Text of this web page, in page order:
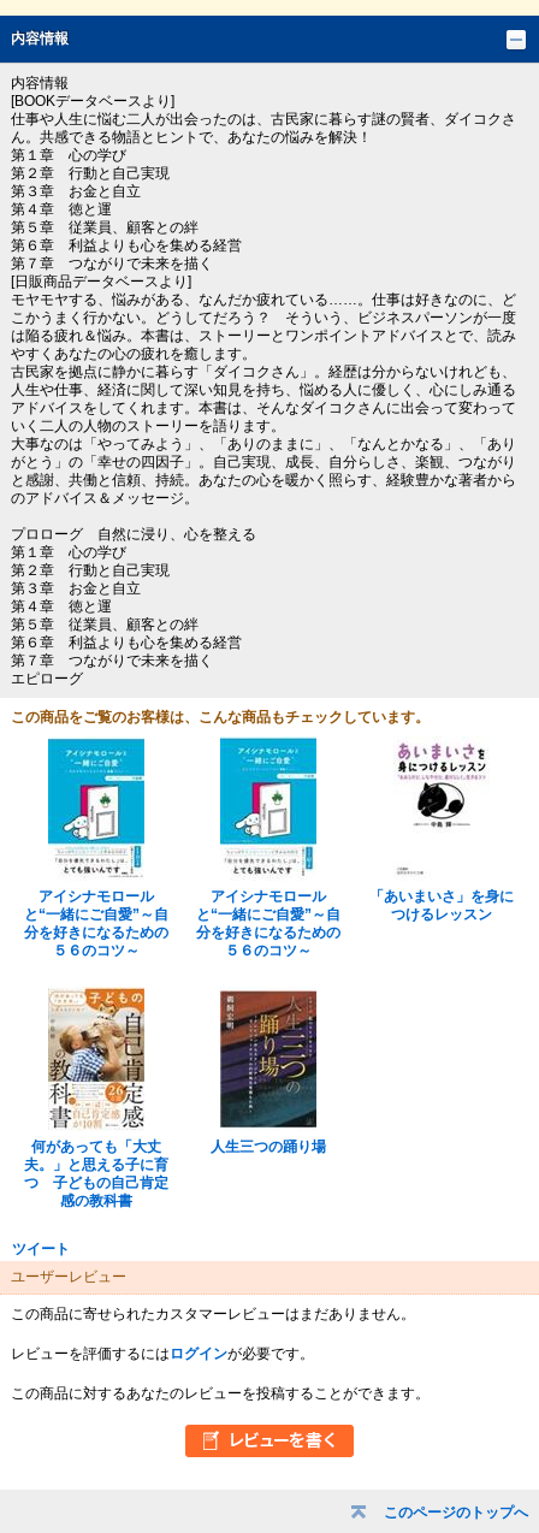
このページのトップへ
内容情報
内容情報
[BOOKデータベースより]
仕事や人生に悩む二人が出会ったのは、古民家に暮らす謎の賢者、ダイコクさ
ん。共感できる物語とヒントで、あなたの悩みを解決！
第１章 心の学び
第２章 行動と自己実現
第３章 お金と自立
第４章 徳と運
第５章 従業員、顧客との絆
第６章 利益よりも心を集める経営
第７章 つながりで未来を描く
[日販商品データベースより]
モヤモヤする、悩みがある、なんだか疲れている……。仕事は好きなのに、ど
こかうまく行かない。どうしてだろう？ そういう、ビジネスパーソンが一度
は陥る疲れ＆悩み。本書は、ストーリーとワンポイントアドバイスとで、読み
やすくあなたの心の疲れを癒します。
古民家を拠点に静かに暮らす「ダイコクさん」。経歴は分からないけれども、
人生や仕事、経済に関して深い知見を持ち、悩める人に優しく、心にしみ通る
アドバイスをしてくれます。本書は、そんなダイコクさんに出会って変わって
いく二人の人物のストーリーを語ります。
大事なのは「やってみよう」、「ありのままに」、「なんとかなる」、「あり
がとう」の「幸せの四因子」。自己実現、成長、自分らしさ、楽観、つながり
と感謝、共働と信頼、持続。あなたの心を暖かく照らす、経験豊かな著者から
のアドバイス＆メッセージ。
プロローグ 自然に浸り、心を整える
第１章 心の学び
第２章 行動と自己実現
第３章 お金と自立
第４章 徳と運
第５章 従業員、顧客との絆
第６章 利益よりも心を集める経営
第７章 つながりで未来を描く
エピローグ
この商品をご覧のお客様は、こんな商品もチェックしています。
アイシナモロール
と“一緒にご自愛”～自
分を好きになるための
５６のコツ～
アイシナモロール
と“一緒にご自愛”～自
分を好きになるための
５６のコツ～
「あいまいさ」を身に
つけるレッスン
何があっても「大丈
夫。」と思える子に育
つ 子どもの自己肯定
感の教科書
人生三つの踊り場
ツイート
ユーザーレビュー
この商品に寄せられたカスタマーレビューはまだありません。
レビューを評価するには ログインが必要です。
この商品に対するあなたのレビューを投稿することができます。